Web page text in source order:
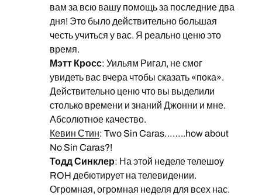
вам за всю вашу помощь за последние два
дня! Это было действительно большая
честь учиться у вас. Я реально ценю это
время.
Мэтт Кросс: Уильям Ригал, не смог
увидеть вас вчера чтобы сказать «пока».
Действительно ценю что вы выделили
столько времени и знаний Джонни и мне.
Абсолютное качество.
Кевин Стин: Two Sin Caras……..how about
No Sin Caras?!
Тодд Синклер: На этой неделе телешоу
ROH дебютирует на телевидении.
Огромная, огромная неделя для всех нас.